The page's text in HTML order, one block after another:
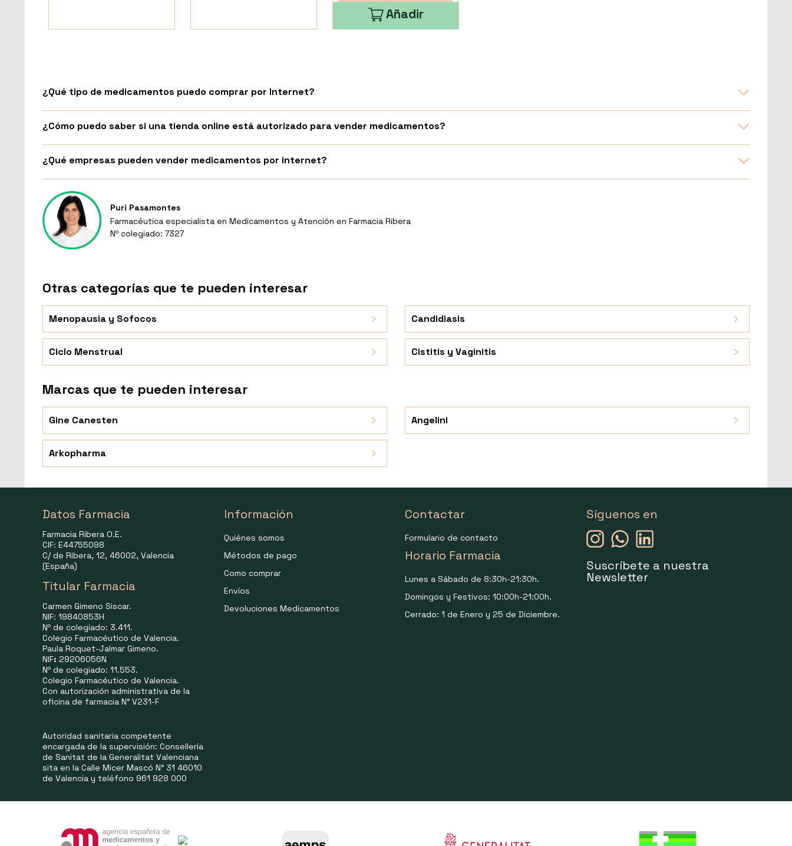
Añadir
¿Qué tipo de medicamentos puedo comprar por Internet?
¿Cómo puedo saber si una tienda online está autorizado para vender medicamentos?
¿Qué empresas pueden vender medicamentos por internet?
Puri Pasamontes
Farmacéutica especialista en Medicamentos y Atención en Farmacia Ribera
Nº colegiado: 7327
Otras categorías que te pueden interesar
Menopausia y Sofocos Candidiasis
Ciclo Menstrual Cistitis y Vaginitis
Marcas que te pueden interesar
Gine Canesten Angelini
Arkopharma
Datos Farmacia
Farmacia Ribera O.E.
CIF: E44755098
C/ de Ribera, 12, 46002, Valencia
(España)
Titular Farmacia
Carmen Gimeno Siscar.
NIF: 19840853H
Nº de colegiado: 3.411.
Colegio Farmacéutico de Valencia.
Paula Roquet-Jalmar Gimeno.
NIF: 29206056N
Nº de colegiado: 11.553.
Colegio Farmacéutico de Valencia.
Con autorización administrativa de la
oficina de farmacia N° V231-F
Autoridad sanitaria competente
encargada de la supervisión: Consellería
de Sanitat de la Generalitat Valenciana
sita en la Calle Micer Mascó N° 31 46010
de Valencia y teléfono 961 928 000
Información
Quiénes somos
Métodos de pago
Como comprar
Envíos
Devoluciones Medicamentos
Contactar
Formulario de contacto
Horario Farmacia
Lunes a Sábado de 8:30h-21:30h.
Domingos y Festivos: 10:00h-21:00h.
Cerrado: 1 de Enero y 25 de Diciembre.
Síguenos en
Suscríbete a nuestra
Newsletter